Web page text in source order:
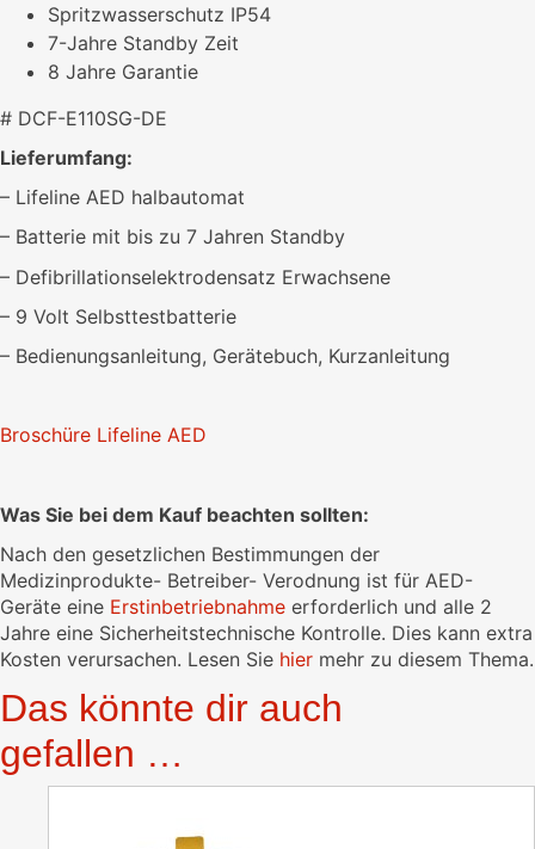
Spritzwasserschutz IP54
7-Jahre Standby Zeit
8 Jahre Garantie
# DCF-E110SG-DE
Lieferumfang:
– Lifeline AED halbautomat
– Batterie mit bis zu 7 Jahren Standby
– Defibrillationselektrodensatz Erwachsene
– 9 Volt Selbsttestbatterie
– Bedienungsanleitung, Gerätebuch, Kurzanleitung
Broschüre Lifeline AED
Was Sie bei dem Kauf beachten sollten:
Nach den gesetzlichen Bestimmungen der
Medizinprodukte- Betreiber- Verodnung ist für AED-
Geräte eine Erstinbetriebnahme erforderlich und alle 2
Jahre eine Sicherheitstechnische Kontrolle. Dies kann extra
Kosten verursachen. Lesen Sie hier mehr zu diesem Thema.
Das könnte dir auch
gefallen …